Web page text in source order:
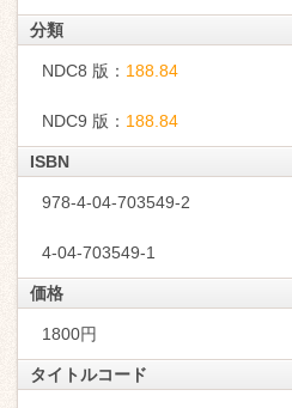
分類
NDC8 版： 188.84
NDC9 版： 188.84
ISBN
978-4-04-703549-2
4-04-703549-1
価格
1800円
タイトルコード